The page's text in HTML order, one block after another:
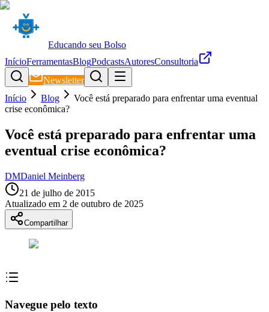
Educando seu Bolso
InícioFerramentasBlogPodcastsAutoresConsultoria
Newsletter
Início
Blog
Você está preparado para enfrentar uma eventual
crise econômica?
Você está preparado para enfrentar uma
eventual crise econômica?
DMDaniel Meinberg
21 de julho de 2015
Atualizado em 2 de outubro de 2025
Compartilhar
Navegue pelo texto